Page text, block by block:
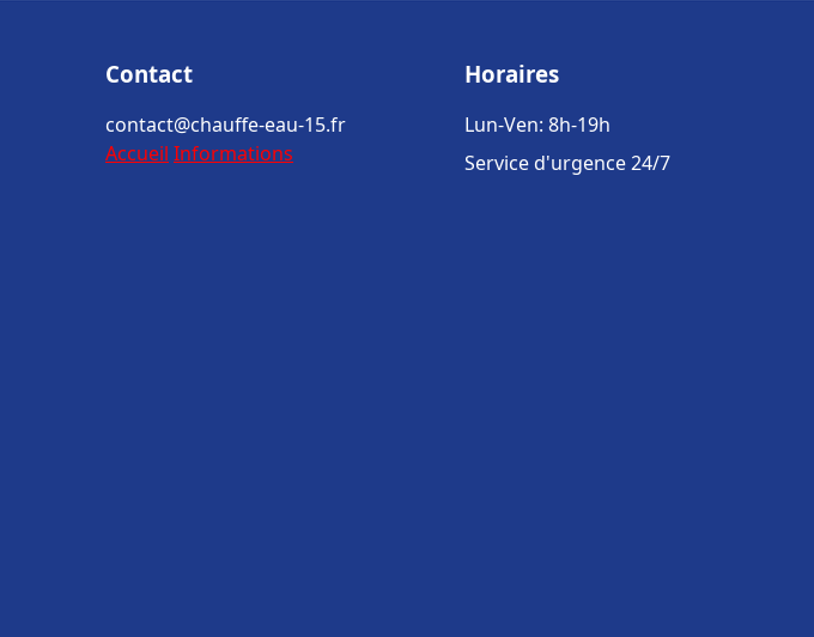
Contact
contact@chauffe-eau-15.fr
Accueil Informations
Horaires
Lun-Ven: 8h-19h
Service d'urgence 24/7